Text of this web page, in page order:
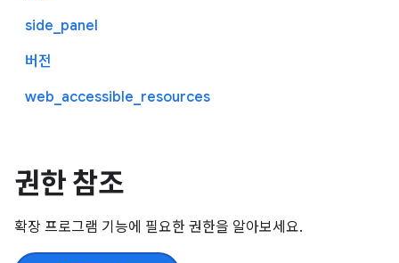
side_panel
버전
web_accessible_resources
권한 참조
확장 프로그램 기능에 필요한 권한을 알아보세요.